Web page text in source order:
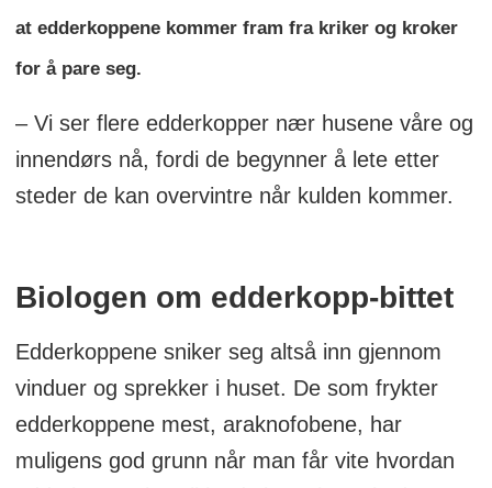
at edderkoppene kommer fram fra kriker og kroker
for å pare seg.
– Vi ser flere edderkopper nær husene våre og
innendørs nå, fordi de begynner å lete etter
steder de kan overvintre når kulden kommer.
Biologen om edderkopp-bittet
Edderkoppene sniker seg altså inn gjennom
vinduer og sprekker i huset. De som frykter
edderkoppene mest, araknofobene, har
muligens god grunn når man får vite hvordan